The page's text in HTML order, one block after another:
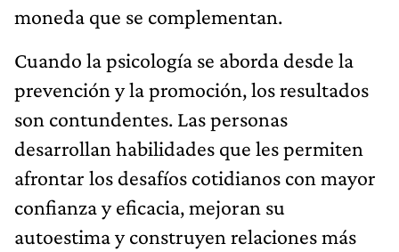
moneda que se complementan.
Cuando la psicología se aborda desde la
prevención y la promoción, los resultados
son contundentes. Las personas
desarrollan habilidades que les permiten
afrontar los desafíos cotidianos con mayor
confianza y eficacia, mejoran su
autoestima y construyen relaciones más